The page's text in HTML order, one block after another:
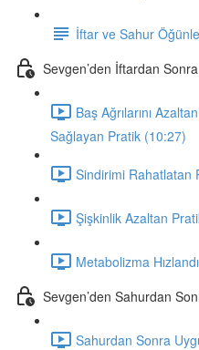
İftar ve Sahur
Sevgen’den İftardan
Baş Ağrılarını
Sağlayan Pratik (10:27)
Sindirimi Rahatlatan
Şişkinlik Azaltan
Metabolizma
Sevgen’den Sahurdan
Sahurdan Sonra